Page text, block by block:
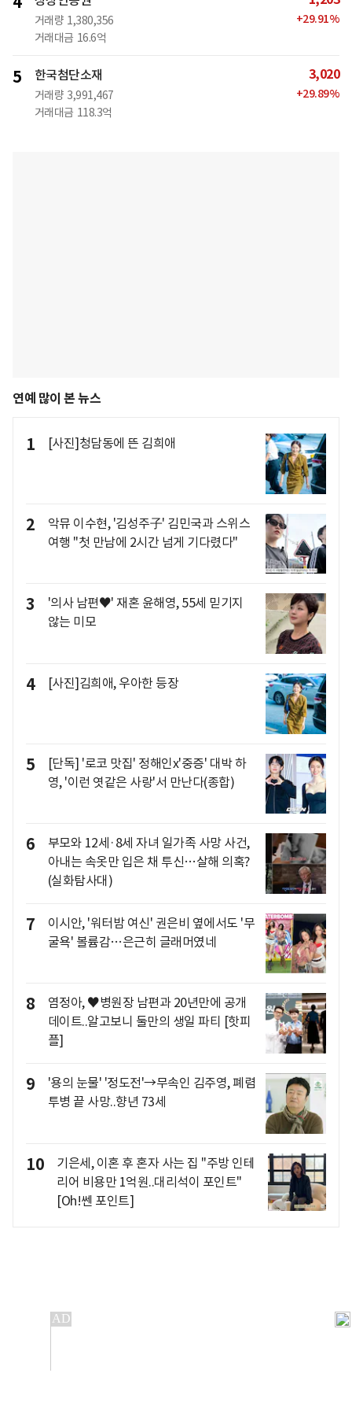
거래량 1,380,356
거래대금 16.6억
+29.91%
5 한국첨단소재
거래량 3,991,467
거래대금 118.3억
3,020
+29.89%
연예 많이 본 뉴스
1 [사진]청담동에 뜬 김희애
2
악뮤 이수현, '김성주子' 김민국과 스위스
여행 "첫 만남에 2시간 넘게 기다렸다"
3
'의사 남편♥' 재혼 윤해영, 55세 믿기지
않는 미모
4 [사진]김희애, 우아한 등장
5
[단독] '로코 맛집' 정해인x'중증' 대박 하
영, '이런 엿같은 사랑'서 만난다(종합)
6
부모와 12세·8세 자녀 일가족 사망 사건,
아내는 속옷만 입은 채 투신…살해 의혹?
(실화탐사대)
7
이시안, '워터밤 여신' 권은비 옆에서도 '무
굴욕' 볼륨감…은근히 글래머였네
8
염정아, ♥병원장 남편과 20년만에 공개
데이트..알고보니 둘만의 생일 파티 [핫피
플]
9
'용의 눈물' '정도전'→무속인 김주영, 폐렴
투병 끝 사망..향년 73세
10
기은세, 이혼 후 혼자 사는 집 "주방 인테
리어 비용만 1억원..대리석이 포인트"
[Oh!쎈 포인트]